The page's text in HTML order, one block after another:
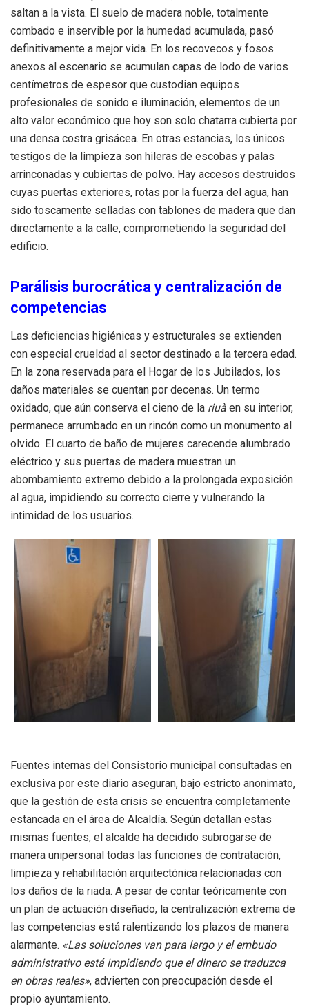
saltan a la vista. El suelo de madera noble, totalmente
combado e inservible por la humedad acumulada, pasó
definitivamente a mejor vida. En los recovecos y fosos
anexos al escenario se acumulan capas de lodo de varios
centímetros de espesor que custodian equipos
profesionales de sonido e iluminación, elementos de un
alto valor económico que hoy son solo chatarra cubierta por
una densa costra grisácea. En otras estancias, los únicos
testigos de la limpieza son hileras de escobas y palas
arrinconadas y cubiertas de polvo. Hay accesos destruidos
cuyas puertas exteriores, rotas por la fuerza del agua, han
sido toscamente selladas con tablones de madera que dan
directamente a la calle, comprometiendo la seguridad del
edificio.
Parálisis burocrática y centralización de
competencias
Las deficiencias higiénicas y estructurales se extienden
con especial crueldad al sector destinado a la tercera edad.
En la zona reservada para el Hogar de los Jubilados, los
daños materiales se cuentan por decenas. Un termo
oxidado, que aún conserva el cieno de la riuà en su interior,
permanece arrumbado en un rincón como un monumento al
olvido. El cuarto de baño de mujeres carecende alumbrado
eléctrico y sus puertas de madera muestran un
abombamiento extremo debido a la prolongada exposición
al agua, impidiendo su correcto cierre y vulnerando la
intimidad de los usuarios.
Fuentes internas del Consistorio municipal consultadas en
exclusiva por este diario aseguran, bajo estricto anonimato,
que la gestión de esta crisis se encuentra completamente
estancada en el área de Alcaldía. Según detallan estas
mismas fuentes, el alcalde ha decidido subrogarse de
manera unipersonal todas las funciones de contratación,
limpieza y rehabilitación arquitectónica relacionadas con
los daños de la riada. A pesar de contar teóricamente con
un plan de actuación diseñado, la centralización extrema de
las competencias está ralentizando los plazos de manera
alarmante. «Las soluciones van para largo y el embudo
administrativo está impidiendo que el dinero se traduzca
en obras reales», advierten con preocupación desde el
propio ayuntamiento.